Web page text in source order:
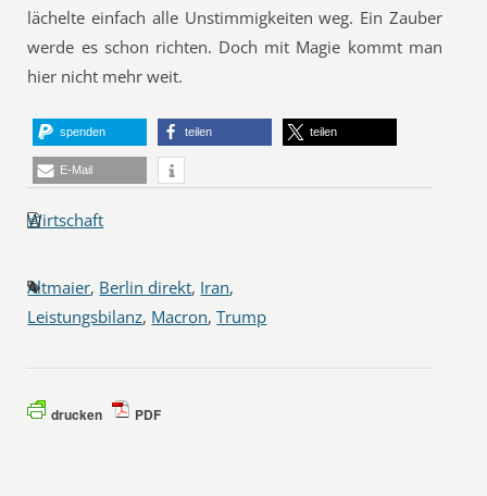
lächelte einfach alle Unstimmigkeiten weg. Ein Zauber
werde es schon richten. Doch mit Magie kommt man
hier nicht mehr weit.
spenden teilen teilen
E-Mail
Wirtschaft
Altmaier, Berlin direkt, Iran,
Leistungsbilanz, Macron,Trump
drucken PDF